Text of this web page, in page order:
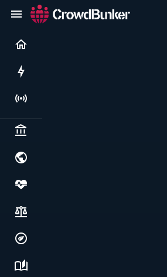
Live
Politics & institutions
Society, justice & freedoms
Economy, environment & technology
Science, history & spirituality